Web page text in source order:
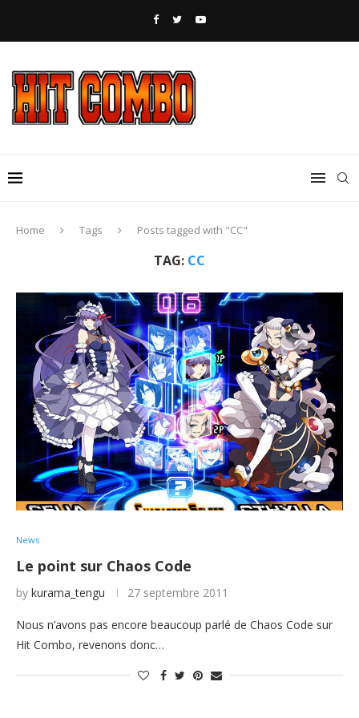
Home Tags Posts tagged with "CC"
TAG: CC
News
Le point sur Chaos Code
by kurama_tengu 27 septembre 2011
Nous n’avons pas encore beaucoup parlé de Chaos Code sur
Hit Combo, revenons donc…